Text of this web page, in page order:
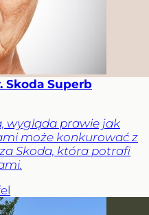
Skoda Superb
wygląda prawie jak
może konkurować z
Skoda, która potrafi